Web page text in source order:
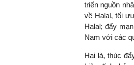
triển nguồn
về Halal, tối
Halal; đẩy
Nam với các
Hai là, thúc